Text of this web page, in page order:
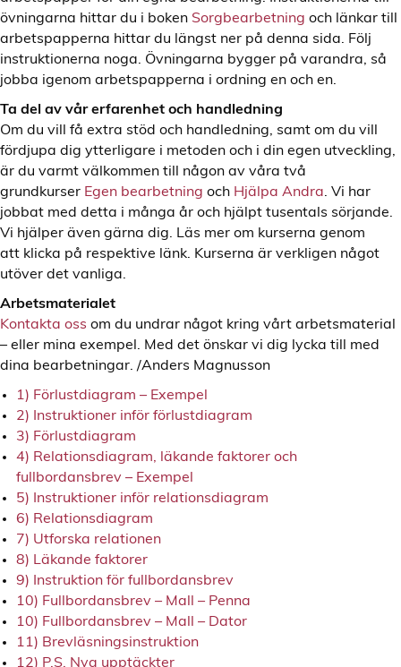
övningarna hittar du i boken Sorgbearbetning och länkar till
arbetspapperna hittar du längst ner på denna sida. Följ
instruktionerna noga. Övningarna bygger på varandra, så
jobba igenom arbetspapperna i ordning en och en.
Ta del av vår erfarenhet och handledning
Om du vill få extra stöd och handledning, samt om du vill
fördjupa dig ytterligare i metoden och i din egen utveckling,
är du varmt välkommen till någon av våra två
grundkurser Egen bearbetning och Hjälpa Andra. Vi har
jobbat med detta i många år och hjälpt tusentals sörjande.
Vi hjälper även gärna dig. Läs mer om kurserna genom
att klicka på respektive länk. Kurserna är verkligen något
utöver det vanliga.
Arbetsmaterialet
Kontakta oss om du undrar något kring vårt arbetsmaterial
– eller mina exempel. Med det önskar vi dig lycka till med
dina bearbetningar. /Anders Magnusson
1) Förlustdiagram – Exempel
2) Instruktioner inför förlustdiagram
3) Förlustdiagram
4) Relationsdiagram, läkande faktorer och
fullbordansbrev – Exempel
5) Instruktioner inför relationsdiagram
6) Relationsdiagram
7) Utforska relationen
8) Läkande faktorer
9) Instruktion för fullbordansbrev
10) Fullbordansbrev – Mall – Penna
10) Fullbordansbrev – Mall – Dator
11) Brevläsningsinstruktion
12) P.S. Nya upptäckter